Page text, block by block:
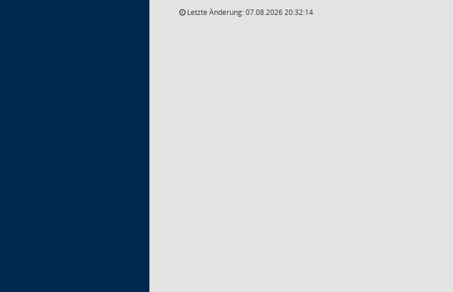
Letzte Änderung: 07.08.2026 20:32:14